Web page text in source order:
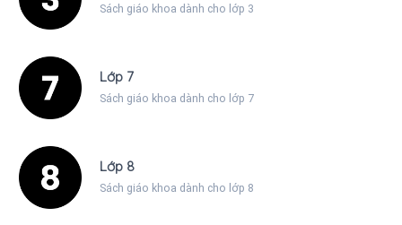
Sách giáo khoa dành cho lớp 3
Lớp 7
Sách giáo khoa dành cho lớp 7
Lớp 8
Sách giáo khoa dành cho lớp 8